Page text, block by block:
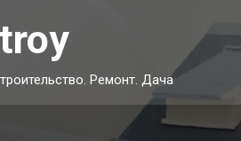
Ремонт. Дача